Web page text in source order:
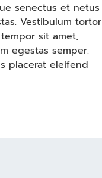
senectus et netus
Vestibulum tortor
sit amet,
egestas semper.
placerat eleifend